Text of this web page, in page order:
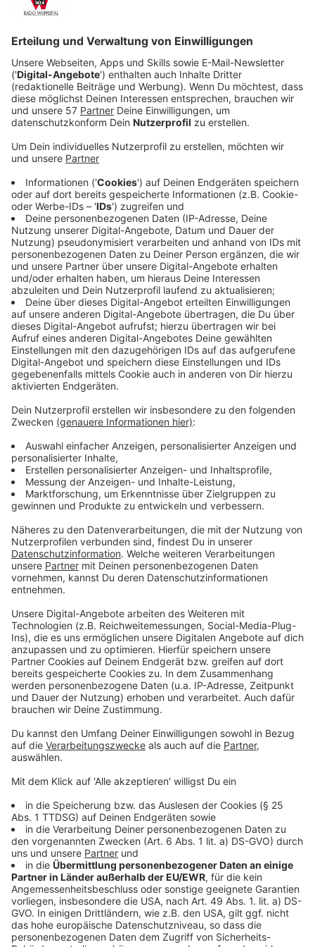
und seiner Tochter hat er sich zurückgezogen.
Veröffentlicht:Dienstag, 22.10.2024 11:23
Anzeige
Als Dorfarzt im kleinen englischen Ort Manham
versucht er zur Ruhe zu kommen. Doch als mehrere
Frauen in dem kleinen Dorf getötet und grässlich
inszeniert zur Schau gestellt werden, ist die Expertise
von Dr. Hunter wieder gefragt. Denn der Möder wird
nicht aufhören…
Streaming-Dienst: Paramount+ / Netflix
Anzeige
Wir benötigen Ihre
Zustimmung, um den YouTube
Video-Service zu laden!
Wir verwenden einen Service eines
Drittanbieters, um Videoinhalte
einzubetten. Dieser Service kann
Daten zu Ihren Aktivitäten
sammeln. Bitte lesen Sie die
Details durch und stimmen Sie der
Nutzung des Service zu, um dieses
Video anzusehen.
Mehr Informationen
Akzeptieren
Management Platform
Die Frauenleichen wurden seltsam verziert. Lassen
sich dadurch Hinweise auf den Mörder oder die
Mörderin finden?
Anzeige
© Copyright: Paramount+/ Netflix
An den Tatorten wird Dr. Hunter auch immer mit seiner
privaten Geschichte konfrontiert. Das ist nicht leicht
Anzeige
©Copyright: Paramount+/ Netflix
Das Ermittlertrio kommt zu spät. Wieder ist ein
Mensch gestorben.
Anzeige